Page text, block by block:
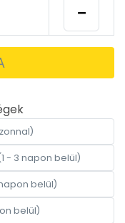
- 3 napon belül)
belül)
belül)